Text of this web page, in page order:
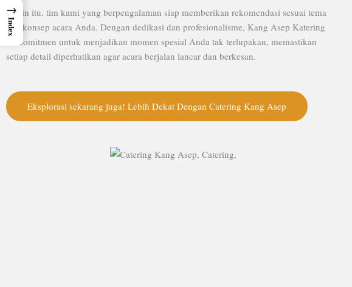
Selain itu, tim kami yang berpengalaman siap memberikan rekomendasi sesuai tema
dan konsep acara Anda. Dengan dedikasi dan profesionalisme, Kang Asep Katering
berkomitmen untuk menjadikan momen spesial Anda tak terlupakan, memastikan
setiap detail diperhatikan agar acara berjalan lancar dan berkesan.
Eksplorasi sekarang juga! Lebih Dekat Dengan Catering Kang Asep
→
Index